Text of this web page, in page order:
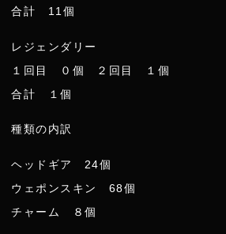
合計 11個
レジェンダリー
１回目 ０個 ２回目 １個
合計 １個
種類の内訳
ヘッドギア 24個
ウェポンスキン 68個
チャーム ８個